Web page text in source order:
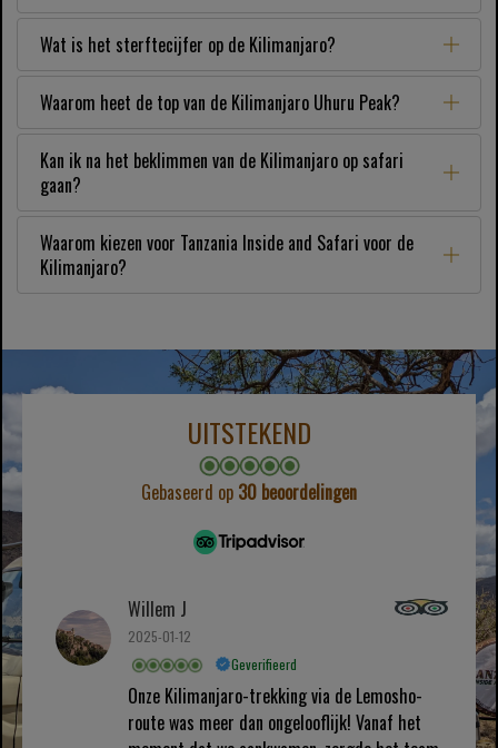
Wat is het sterftecijfer op de Kilimanjaro?
Waarom heet de top van de Kilimanjaro Uhuru Peak?
Kan ik na het beklimmen van de Kilimanjaro op safari
gaan?
Waarom kiezen voor Tanzania Inside and Safari voor de
Kilimanjaro?
UITSTEKEND
Gebaseerd op 30 beoordelingen
Willem J
2025-01-12
Geverifieerd
Onze Kilimanjaro-trekking via de Lemosho-
route was meer dan ongelooflijk! Vanaf het